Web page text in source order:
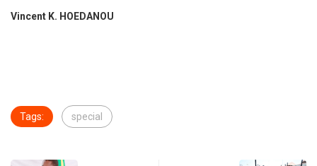
Vincent K. HOEDANOU
Tags: special